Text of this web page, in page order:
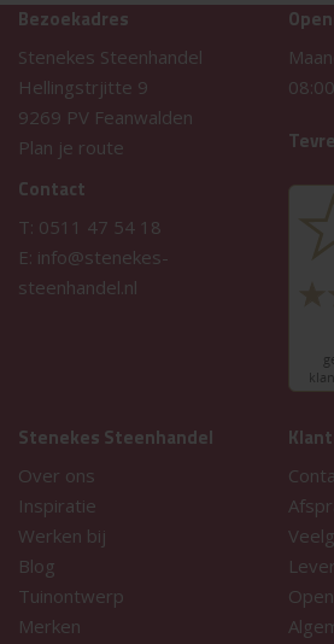
Bezoekadres
Stenekes Steenhandel
Hellingstrjitte 9
9269 PV Feanwalden
Plan je route
Contact
T: 0511 47 54 18
E: info@stenekes-
steenhandel.nl
08:00
Stenekes Steenhandel
Over ons
Inspiratie
Werken bij
Blog
Tuinontwerp
Merken